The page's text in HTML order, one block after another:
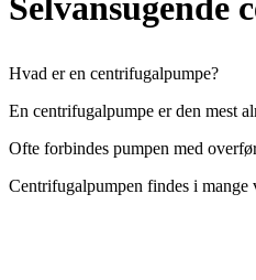
Hvad er en centrifugalpumpe?
En centrifugalpumpe er den mest
Ofte forbindes pumpen med
Centrifugalpumpen findes i